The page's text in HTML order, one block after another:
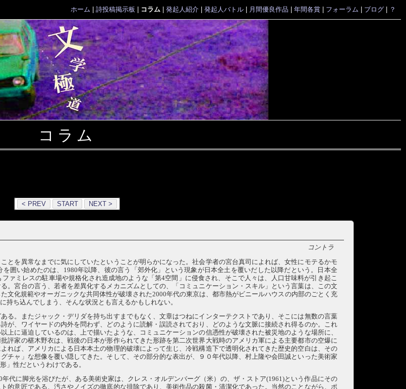
ホーム 詩投稿掲示板 コラム| 発起人紹介| 発起人バトル| 月間優良作品 年間各賞| フォーラム ブログ| ？
コラム
< PREV START NEXT >
コントラ
とを異常なまでに気にしていたということが明らかになった。社会学者の宮台真司によれば、女性にモテるかモ
囲い始めたのは、1980年以降、彼の言う「郊外化」という現象が日本全土を覆いだした以降だという。日本全
ァミレスの駐車場や規格化され造成地のような「第4空間」に侵食され、そこで人々は、人口甘味料が引き起こ
。宮台の言う、若者を差異化するメカニズムとしての、「コミュニケーション・スキル」という言葉は、この文
文化規範やオーガニックな共同体性が破壊された2000年代の東京は、都市熱がビニールハウスの内部のごとく充
ち込んでしまう、そんな状況とも言えるかもしれない。
る。またジャック・デリダを持ち出すまでもなく、文章はつねにインターテクストであり、そこには無数の言葉
が、ワイヤードの内外を問わず、どのように読解・誤読されており、どのような文脈に接続され得るのか。これ
上に逼迫しているのは、上で描いたような、コミュニケーションの信憑性が破壊された被災地のような場所に、
評家の椹木野衣は、戦後の日本が形作られてきた形跡を第二次世界大戦時のアメリカ軍による主要都市の空爆に
れば、アメリカによる日本本土の物理的破壊によって生じ、冷戦構造下で透明化されてきた歴史的空白は、その
チャ」な想像を覆い隠してきた。そして、その部分的な表出が、９０年代以降、村上隆や会田誠といった美術家
」性だというわけである。
代に脚光を浴びたが、ある美術史家は、クレス・オルデンバーグ（米）の、ザ・ストア(1961)という作品にその
的意匠である、汚さやノイズの徹底的な排除であり、美術作品の殺菌・清潔化であった。当然のことながら、ポ